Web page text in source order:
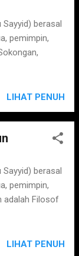
berasal
pemimpin,
LIHAT PENUH
berasal
pemimpin,
adalah Filosof
LIHAT PENUH